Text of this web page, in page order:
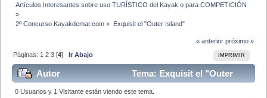
Artículos Interesantes sobre uso TURÍSTICO del Kayak o para COMPETICIÓN
»
2º Concurso Kayakdemar.com » Exquisit el "Outer Island"
« anterior próximo »
IMPRIMIR
Páginas: 1 2 3 [4]Ir Abajo
Autor
Tema: Exquisit el "Outer
Island" (Leído 137050 veces)
0 Usuarios y 1 Visitante están viendo este tema.